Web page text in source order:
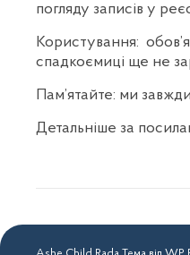
погляду записів у
Користування:
спадкоємиці ще не
Пам’ятайте: ми
Детальніше за